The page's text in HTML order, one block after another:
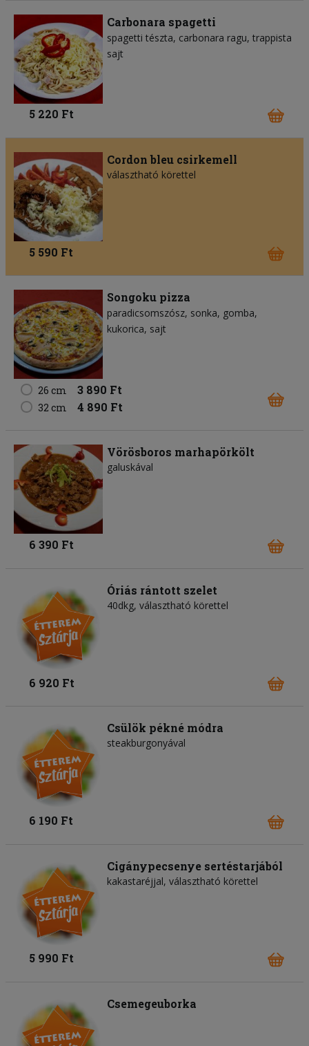
Carbonara spagetti
spagetti tészta carbonara ragu trappista
sajt
5 220 Ft
Cordon bleu csirkemell
választható körettel
5 590 Ft
Songoku pizza
paradicsomszósz sonka gomba
kukorica sajt
26 cm 3 890 Ft
32 cm 4 890 Ft
Vörösboros marhapörkölt
galuskával
6 390 Ft
Óriás rántott szelet
40dkg, választható körettel
6 920 Ft
Csülök pékné módra
steakburgonyával
6 190 Ft
Cigánypecsenye sertéstarjából
kakastaréjjal, választható körettel
5 990 Ft
Csemegeuborka